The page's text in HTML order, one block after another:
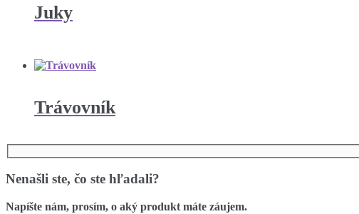
Juky
Trávovník
Nenašli ste, čo ste hľadali?
Napíšte nám, prosím, o aký produkt máte záujem.